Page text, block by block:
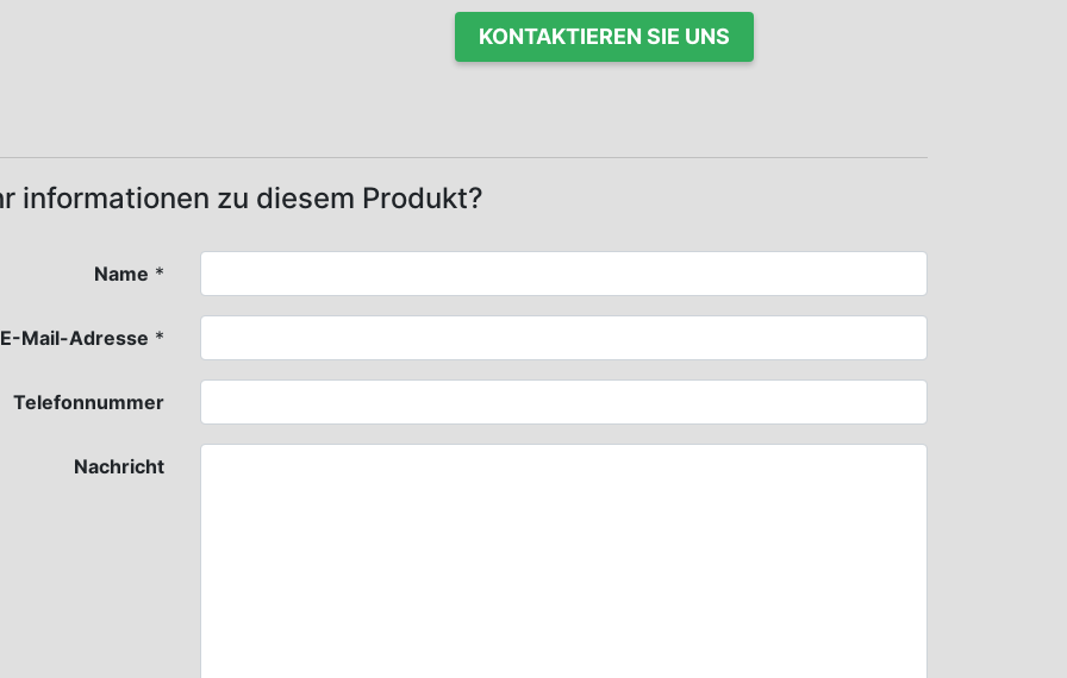
KONTAKTIEREN SIE UNS
informationen zu diesem Produkt?
Name *
E-Mail-Adresse *
Telefonnummer
Nachricht